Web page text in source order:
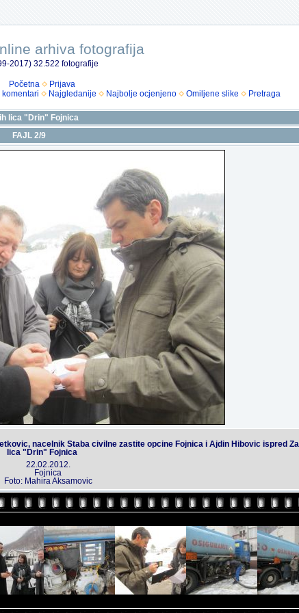
arhiva fotografija
2017) 32.522 fotografije
Početna
Prijava
Najgledanije Najbolje ocjenjeno Omiljene slike Pretraga
lica "Drin" Fojnica
FAJL 2/9
nacelnik Staba civilne zastite opcine Fojnica i Ajdin Hibovic ispred
lica "Drin" Fojnica
22.02.2012.
Fojnica
Foto: Mahira Aksamovic